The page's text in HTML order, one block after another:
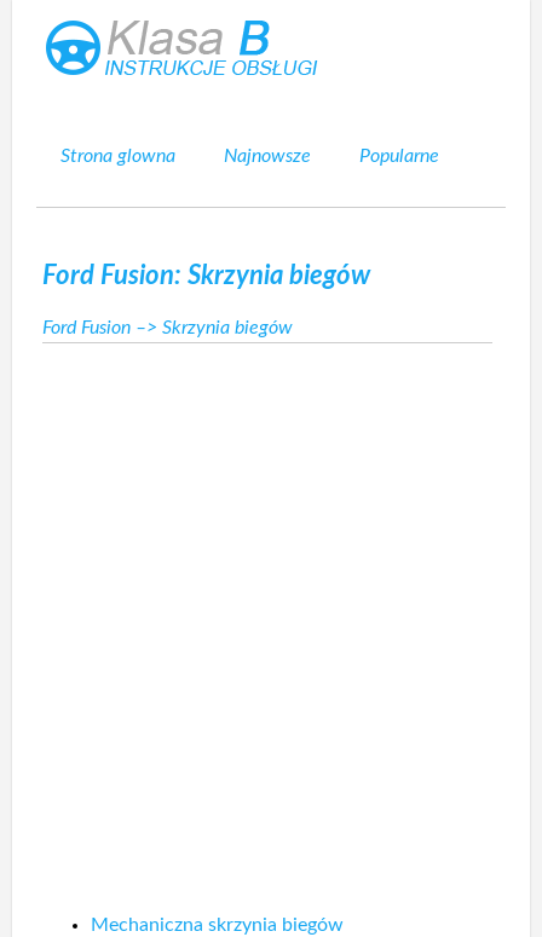
Strona glowna Najnowsze Popularne
Ford Fusion: Skrzynia biegów
Ford Fusion –> Skrzynia biegów
Mechaniczna skrzynia biegów